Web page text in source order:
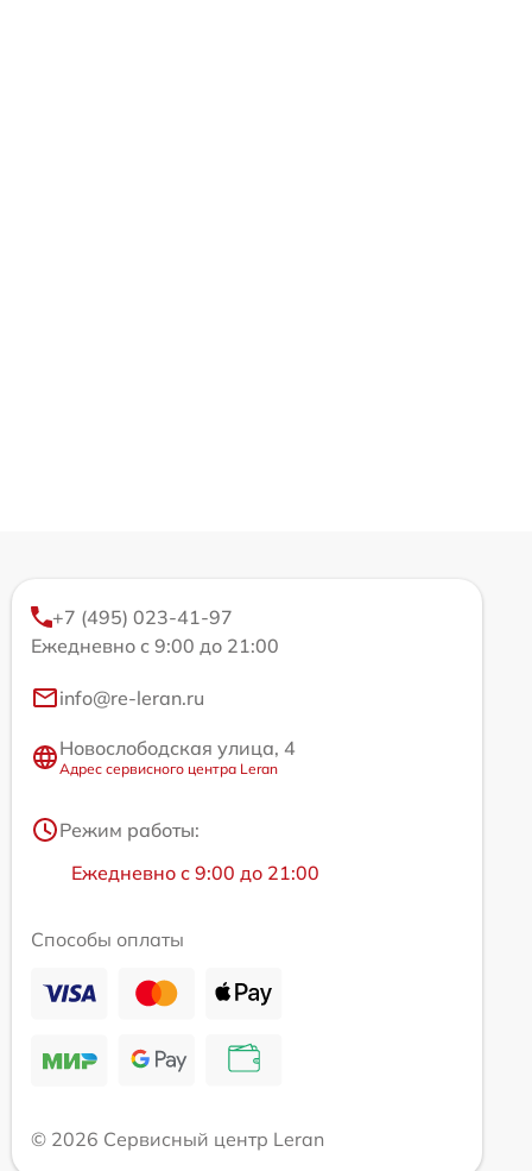
+7 (495) 023-41-97
Ежедневно с 9:00 до 21:00
info@re-leran.ru
Новослободская улица, 4
Адрес сервисного центра Leran
Режим работы:
Ежедневно с 9:00 до 21:00
Способы оплаты
© 2026 Сервисный центр Leran